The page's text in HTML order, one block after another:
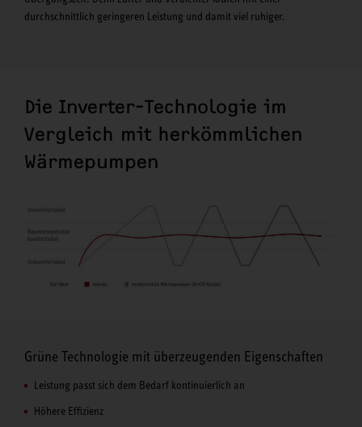
durchschnittlich geringeren Leistung und damit viel ruhiger.
Die Inverter-Technologie im
Vergleich mit herkömmlichen
Wärmepumpen
Grüne Technologie mit überzeugenden Eigenschaften
Leistung passt sich dem Bedarf kontinuierlich an
Höhere Effizienz